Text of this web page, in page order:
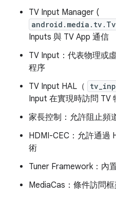
TV Input Manager (
Inputs 與 TV App 通信
TV Input：代表物理或
程序
TV Input HAL（
Input 在實現時訪問 TV
家長控制：允許阻止頻
HDMI-CEC：允許通過
術
Tuner Framework：內
MediaCas：條件訪問框